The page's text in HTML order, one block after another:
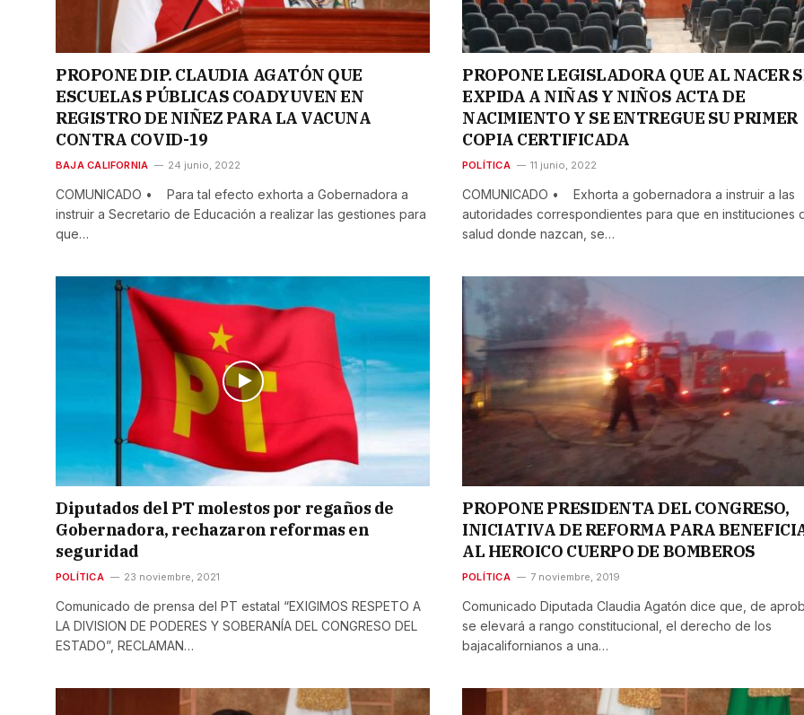
PROPONE DIP. CLAUDIA AGATÓN QUE
ESCUELAS PÚBLICAS COADYUVEN EN
REGISTRO DE NIÑEZ PARA LA VACUNA
CONTRA COVID-19
BAJA CALIFORNIA 24 junio, 2022
COMUNICADO • Para tal efecto exhorta a Gobernadora a
instruir a Secretario de Educación a realizar las gestiones para
que…
PROPONE LEGISLADORA QUE AL NACER
EXPIDA A NIÑAS Y NIÑOS ACTA DE
NACIMIENTO Y SE ENTREGUE SU PRIMER
COPIA CERTIFICADA
POLÍTICA 11 junio, 2022
COMUNICADO • Exhorta a gobernadora a instruir a las
autoridades correspondientes para que en instituciones
salud donde nazcan, se…
Diputados del PT molestos por regaños de
Gobernadora, rechazaron reformas en
seguridad
POLÍTICA 23 noviembre, 2021
Comunicado de prensa del PT estatal “EXIGIMOS RESPETO A
LA DIVISION DE PODERES Y SOBERANÍA DEL CONGRESO DEL
ESTADO”, RECLAMAN…
PROPONE PRESIDENTA DEL CONGRESO,
INICIATIVA DE REFORMA PARA
AL HEROICO CUERPO DE BOMBEROS
POLÍTICA 7 noviembre, 2019
Comunicado Diputada Claudia Agatón dice que, de
se elevará a rango constitucional, el derecho de los
bajacalifornianos a una…